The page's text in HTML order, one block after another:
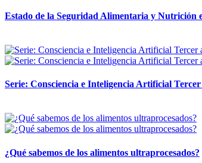
Estado de la Seguridad Alimentaria y Nutrición
Serie: Consciencia e Inteligencia Artificial
¿Qué sabemos de los alimentos ultraprocesados?